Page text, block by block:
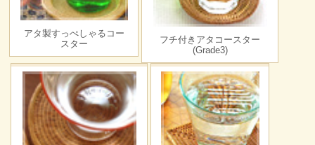
アタ製すっぺしゃるコー
スター
フチ付きアタコースター
(Grade3)